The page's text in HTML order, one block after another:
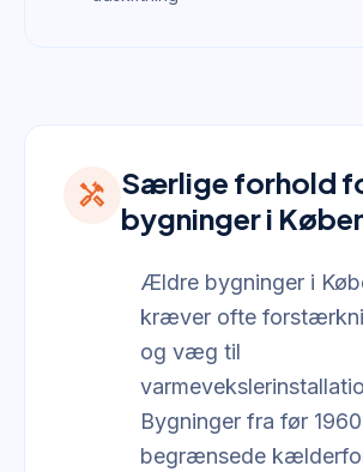
handyman Særlige forhold
bygninger i
Ældre bygninger i
kræver ofte
og væg til
Bygninger fra før
begrænsede